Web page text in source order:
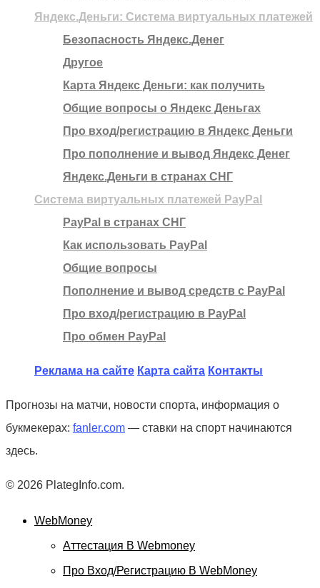
Яндекс.Деньги: Система виртуальных платежей
Безопасность Яндекс.Денег
Другое
Карта Яндекс Деньги: как получить
Общие вопросы о Яндекс Деньгах
Про вход/регистрацию в Яндекс Деньги
Про пополнение и вывод Яндекс Денег
Яндекс.Деньги в странах СНГ
Система виртуальных платежей PayPal
PayPal в странах СНГ
Как использовать PayPal
Общие вопросы
Пополнение и вывод средств с PayPal
Про вход/регистрацию в PayPal
Про обмен PayPal
Реклама на сайте Карта сайта Контакты
Прогнозы на матчи, новости спорта, информация о
букмекерах: fanler.com — ставки на спорт начинаются
здесь.
© 2026 PlategInfo.com.
WebMoney
Аттестация В Webmoney
Про Вход/регистрацию В WebMoney